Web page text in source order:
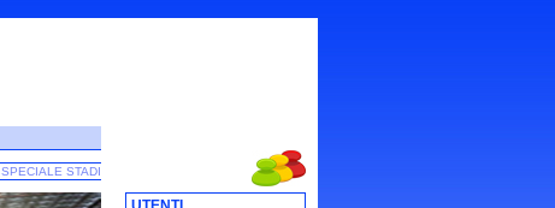
SPECIALE STADI